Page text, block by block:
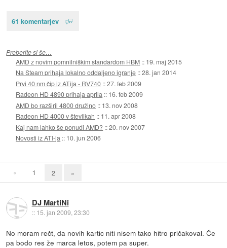
61 komentarjev
Preberite si še…
AMD z novim pomnilniškim standardom HBM :: 19. maj 2015
Na Steam prihaja lokalno oddaljeno igranje ::28. jan 2014
Prvi 40 nm čip iz ATija - RV740 ::27. feb 2009
Radeon HD 4890 prihaja aprila :: 16. feb 2009
AMD bo razširil 4800 družino :: 13. nov 2008
Radeon HD 4000 v številkah :: 11. apr 2008
Kaj nam lahko še ponudi AMD? ::20. nov 2007
Novosti iz ATI-ja :: 10. jun 2006
« 1 2 »
DJ MartiNi
:: 15. jan 2009, 23:30
No moram rečt, da novih kartic niti nisem tako hitro pričakoval. Če
pa bodo res že marca letos, potem pa super.